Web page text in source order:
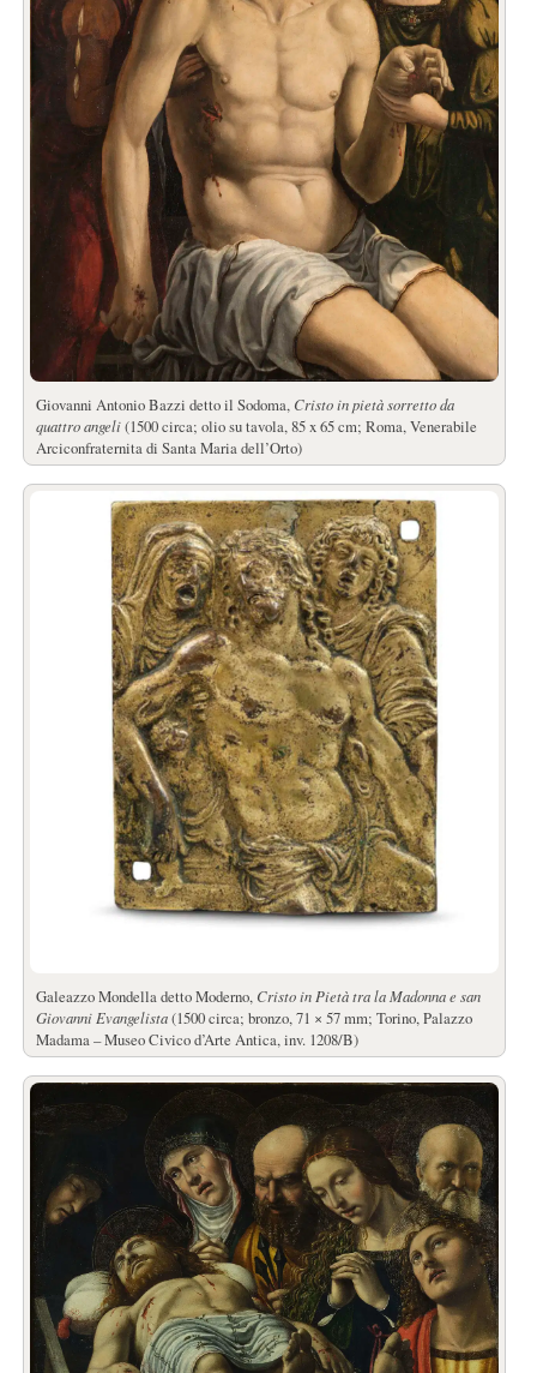
Giovanni Antonio Bazzi detto il Sodoma, Cristo in pietà sorretto da
quattro angeli(1500 circa; olio su tavola, 85 x 65 cm; Roma, Venerabile
Arciconfraternita di Santa Maria dell’Orto)
Galeazzo Mondella detto Moderno, Cristo in Pietà tra la Madonna e san
Giovanni Evangelista(1500 circa; bronzo, 71 × 57 mm; Torino, Palazzo
Madama – Museo Civico d’Arte Antica, inv. 1208/B)